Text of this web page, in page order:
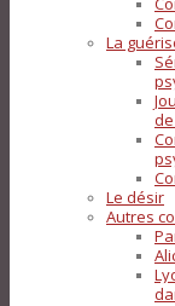
La
Le désir
Autres